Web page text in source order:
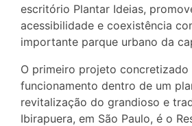
escritório Plantar Ideias,
acessibilidade e coexistência
importante parque urbano da
O primeiro projeto concretizado
funcionamento dentro de um
revitalização do grandioso e
Ibirapuera, em São Paulo, é o